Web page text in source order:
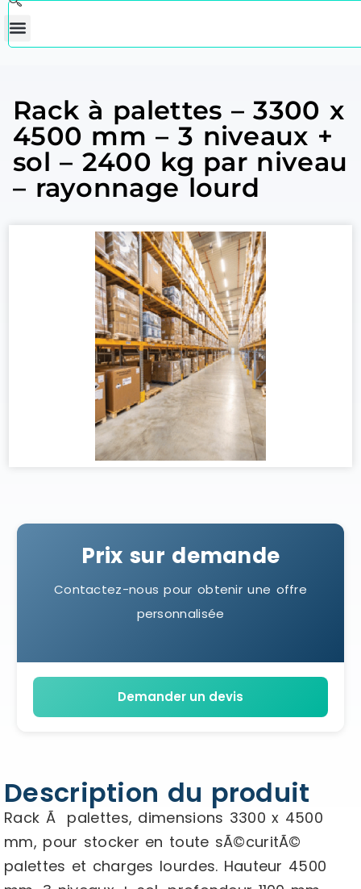
Rack à palettes – 3300 x
4500 mm – 3 niveaux +
sol – 2400 kg par niveau
– rayonnage lourd
Prix sur demande
Contactez-nous pour obtenir une offre
personnalisée
Demander un devis
Description du produit
Rack Ã palettes, dimensions 3300 x 4500
mm, pour stocker en toute sÃ©curitÃ©
palettes et charges lourdes. Hauteur 4500